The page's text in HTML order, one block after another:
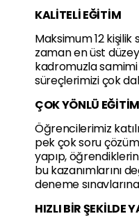
KALİTELİ EĞİTİM
Maksimum 12 kişilik
zaman en üst
kadromuzla
süreçlerimizi çok
ÇOK YÖNLÜ EĞİTİM
Öğrencilerimiz
pek çok soru
yapıp,
bu kazanımlarını
deneme
HIZLI BİR ŞEKİLDE